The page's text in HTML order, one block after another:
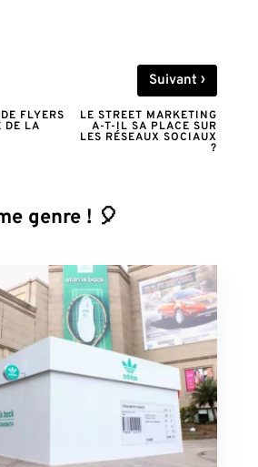
FLYERS
DE LA
Suivant›
LE STREET MARKETING
A-T-IL SA PLACE SUR
LES RÉSEAUX SOCIAUX
?
genre ! 🎈